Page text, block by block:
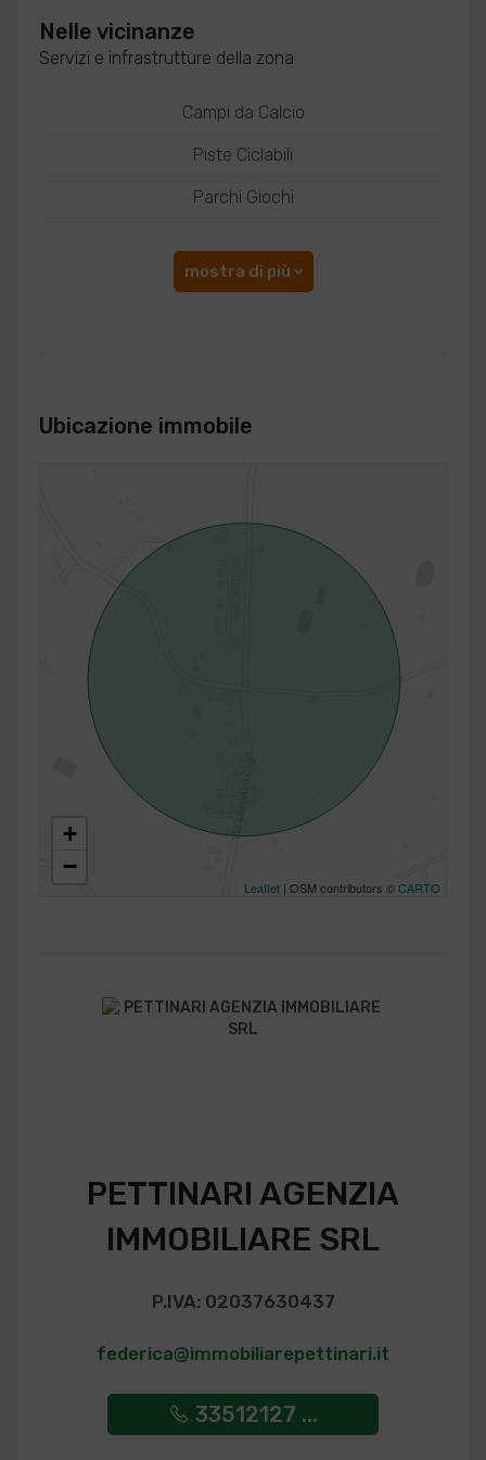
Nelle vicinanze
Servizi e infrastrutture della zona
Campi da Calcio
Piste Ciclabili
Parchi Giochi
mostra di più
Ubicazione immobile
+
−
Leaflet | OSM contributors ©CARTO
PETTINARI AGENZIA
IMMOBILIARE SRL
P.IVA: 02037630437
federica@immobiliarepettinari.it
33512127 ...